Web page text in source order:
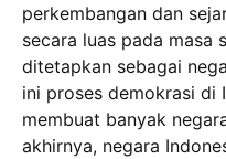
perkembangan dan
secara luas pada masa
ditetapkan sebagai
ini proses demokrasi di
membuat banyak
akhirnya, negara